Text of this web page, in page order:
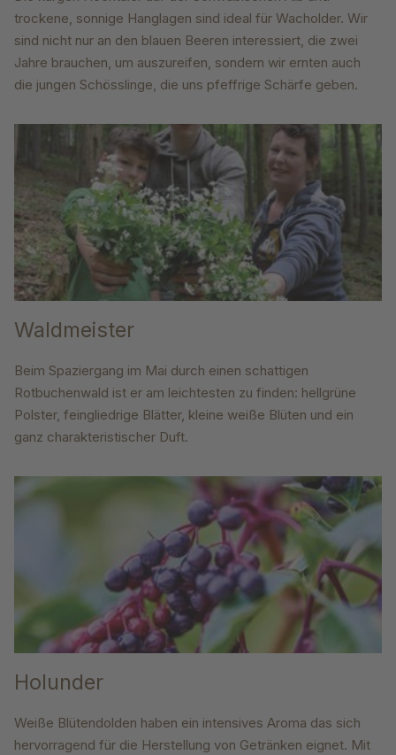
trockene, sonnige Hanglagen sind ideal für Wacholder. Wir
sind nicht nur an den blauen Beeren interessiert, die zwei
Jahre brauchen, um auszureifen, sondern wir ernten auch
die jungen Schösslinge, die uns pfeffrige Schärfe geben.
Waldmeister
Beim Spaziergang im Mai durch einen schattigen
Rotbuchenwald ist er am leichtesten zu finden: hellgrüne
Polster, feingliedrige Blätter, kleine weiße Blüten und ein
ganz charakteristischer Duft.
Holunder
Weiße Blütendolden haben ein intensives Aroma das sich
hervorragend für die Herstellung von Getränken eignet. Mit